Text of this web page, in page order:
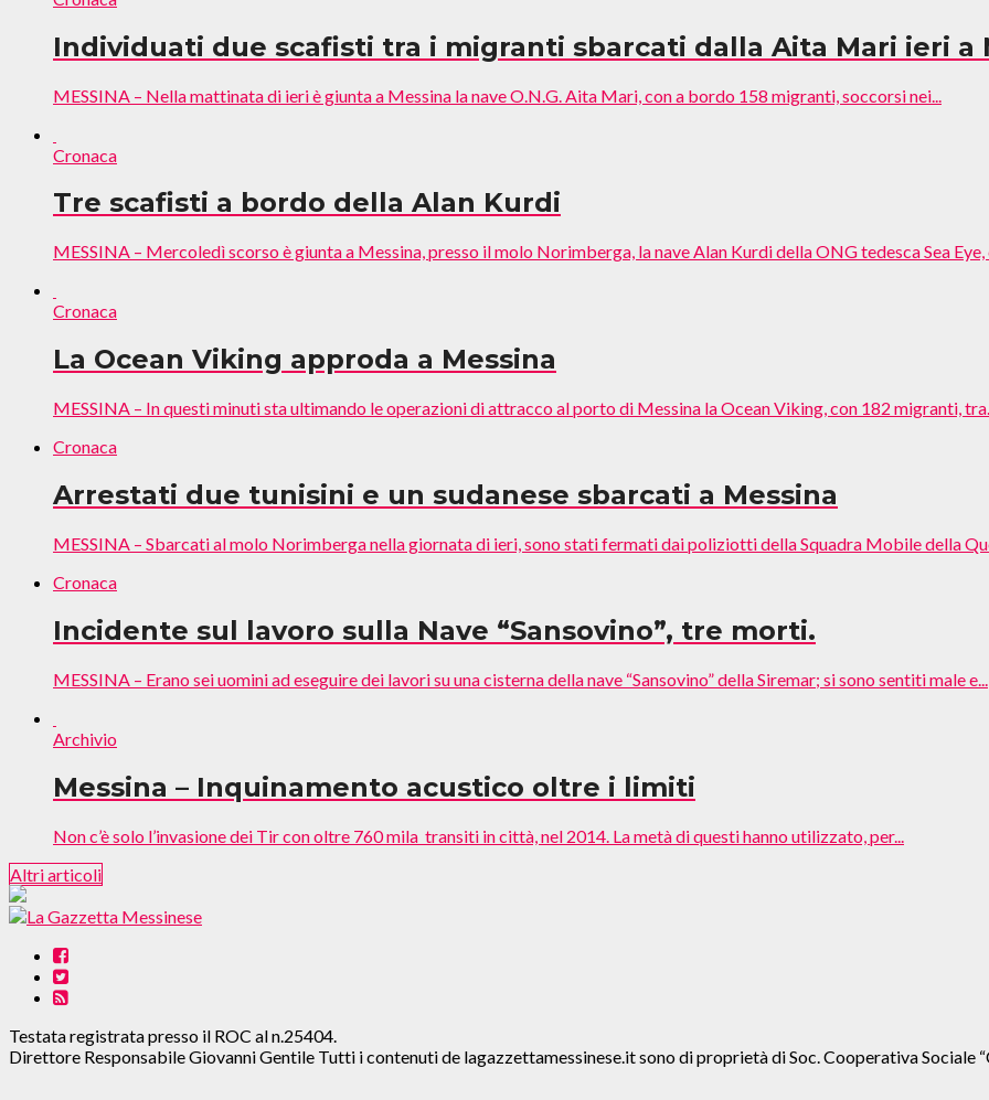
Individuati due scafisti tra i migranti sbarcati dalla Aita Mari ieri a
MESSINA – Nella mattinata di ieri è giunta a Messina la nave O.N.G. Aita Mari, con a bordo 158 migranti, soccorsi nei...
Cronaca
Tre scafisti a bordo della Alan Kurdi
MESSINA – Mercoledì scorso è giunta a Messina, presso il molo Norimberga, la nave Alan Kurdi della ONG tedesca Sea Eye,
Cronaca
La Ocean Viking approda a Messina
MESSINA – In questi minuti sta ultimando le operazioni di attracco al porto di Messina la Ocean Viking, con 182 migranti,
Cronaca
Arrestati due tunisini e un sudanese sbarcati a Messina
MESSINA – Sbarcati al molo Norimberga nella giornata di ieri, sono stati fermati dai poliziotti della Squadra Mobile della
Cronaca
Incidente sul lavoro sulla Nave “Sansovino”, tre morti.
MESSINA – Erano sei uomini ad eseguire dei lavori su una cisterna della nave “Sansovino” della Siremar; si sono sentiti male e...
Archivio
Messina – Inquinamento acustico oltre i limiti
Non c’è solo l’invasione dei Tir con oltre 760 mila transiti in città, nel 2014. La metà di questi hanno utilizzato, per...
Altri articoli
Testata registrata presso il ROC al n.25404.
Direttore Responsabile Giovanni Gentile Tutti i contenuti de lagazzettamessinese.it sono di proprietà di Soc. Cooperativa Sociale